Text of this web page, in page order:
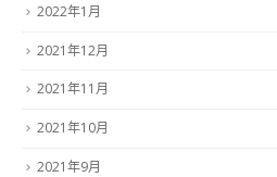
2022年1月
2021年12月
2021年11月
2021年10月
2021年9月